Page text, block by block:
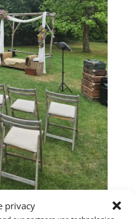
privacy& Lars,